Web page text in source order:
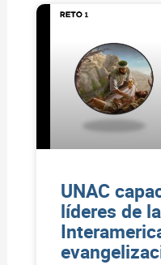
UNAC
líderes de